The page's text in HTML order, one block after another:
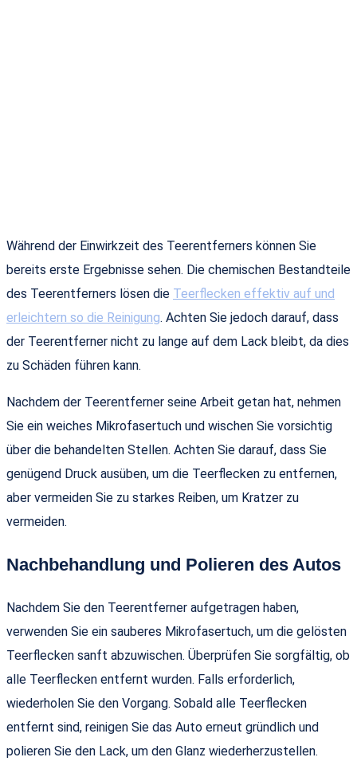
Während der Einwirkzeit des Teerentferners können Sie
bereits erste Ergebnisse sehen. Die chemischen Bestandteile
des Teerentferners lösen die Teerflecken effektiv auf und
erleichtern so die Reinigung. Achten Sie jedoch darauf, dass
der Teerentferner nicht zu lange auf dem Lack bleibt, da dies
zu Schäden führen kann.
Nachdem der Teerentferner seine Arbeit getan hat, nehmen
Sie ein weiches Mikrofasertuch und wischen Sie vorsichtig
über die behandelten Stellen. Achten Sie darauf, dass Sie
genügend Druck ausüben, um die Teerflecken zu entfernen,
aber vermeiden Sie zu starkes Reiben, um Kratzer zu
vermeiden.
Nachbehandlung und Polieren des Autos
Nachdem Sie den Teerentferner aufgetragen haben,
verwenden Sie ein sauberes Mikrofasertuch, um die gelösten
Teerflecken sanft abzuwischen. Überprüfen Sie sorgfältig, ob
alle Teerflecken entfernt wurden. Falls erforderlich,
wiederholen Sie den Vorgang. Sobald alle Teerflecken
entfernt sind, reinigen Sie das Auto erneut gründlich und
polieren Sie den Lack, um den Glanz wiederherzustellen.